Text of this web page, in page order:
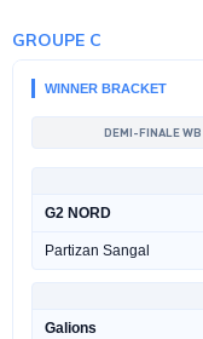
GROUPE C
WINNER BRACKET
DEMI-FINALE WB
G2 NORD
Partizan Sangal
Galions